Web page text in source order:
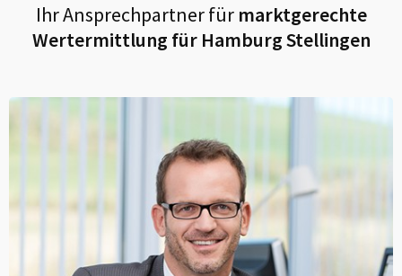
Ihr Ansprechpartner fürmarktgerechte
Wertermittlung für Hamburg Stellingen